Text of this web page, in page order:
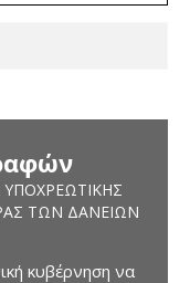
ΤΩΝ ΔΑΝΕΊΩΝ
κυβέρνηση να